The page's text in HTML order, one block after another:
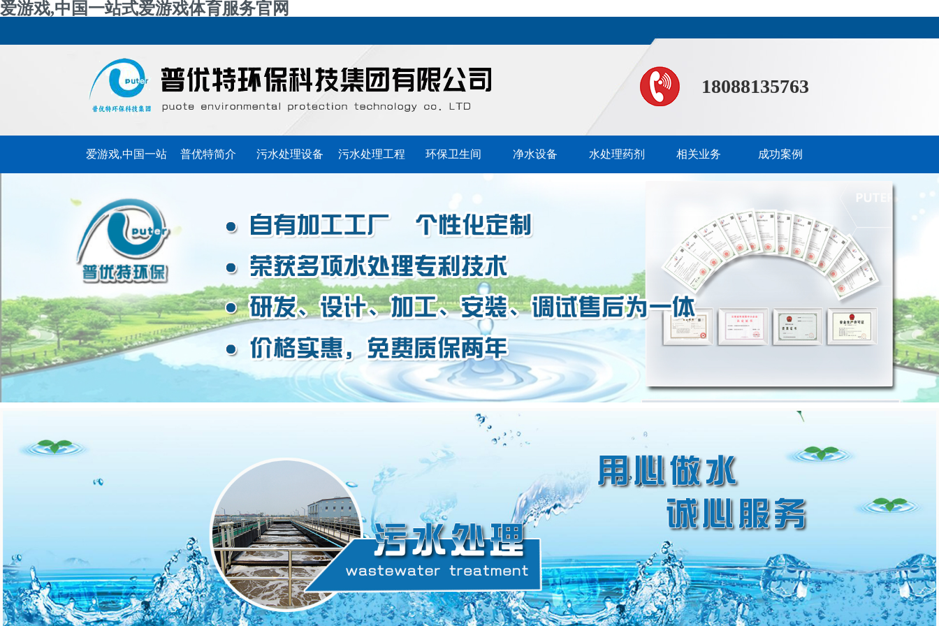
爱游戏,中国一站式爱游戏体育服务官网
18088135763
爱游戏,中国一站
务官网
普优特简介 污水处理设备 污水处理工程 环保卫生间 净水设备 水处理药剂 相关业务 成功案例